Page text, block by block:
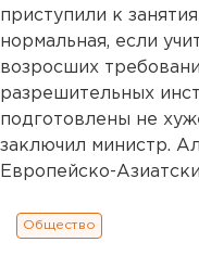
приступили к
нормальная, если
возросших
разрешительных
подготовлены не
заключил министр.
Европейско-
Общество